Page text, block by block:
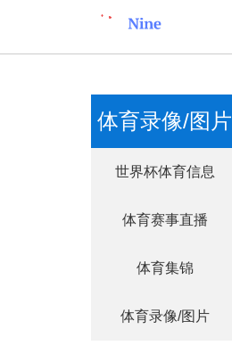
体育录像/图片
世界杯体育信息
体育赛事直播
体育集锦
体育录像/图片